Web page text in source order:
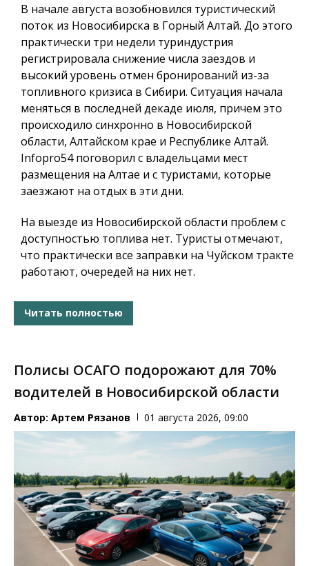
В начале августа возобновился туристический
поток из Новосибирска в Горный Алтай. До этого
практически три недели туриндустрия
регистрировала снижение числа заездов и
высокий уровень отмен бронирований из-за
топливного кризиса в Сибири. Ситуация начала
меняться в последней декаде июля, причем это
происходило синхронно в Новосибирской
области, Алтайском крае и Республике Алтай.
Infopro54поговорил с владельцами мест
размещения на Алтае и с туристами, которые
заезжают на отдых в эти дни.
На выезде из Новосибирской области проблем с
доступностью топлива нет. Туристы отмечают,
что практически все заправки на Чуйском тракте
работают, очередей на них нет.
Читать полностью
Полисы ОСАГО подорожают для 70%
водителей в Новосибирской области
Автор: Артем Рязанов 01 августа 2026, 09:00